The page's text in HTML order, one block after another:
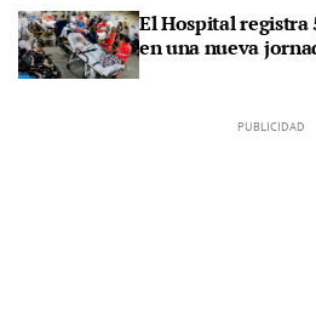
El Hospital registra
en una nueva